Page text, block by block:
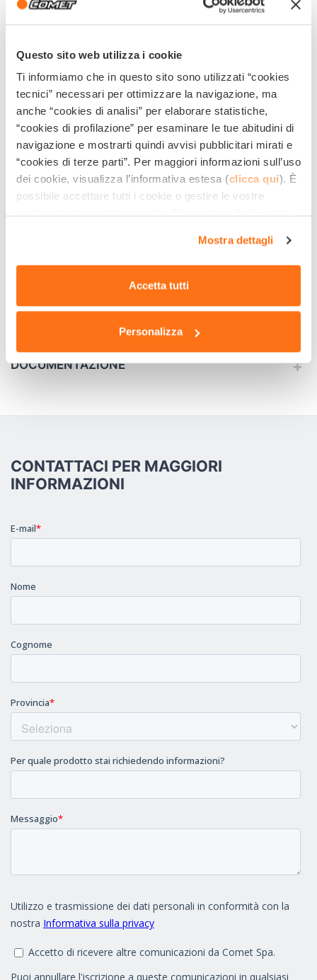
Questo sito web utilizza i cookie
Ti informiamo che in questo sito sono utilizzati “cookies
tecnici” necessari per ottimizzare la navigazione, ma
anche “cookies di analisi” per elaborare statistiche,
“cookies di profilazione” per esaminare le tue abitudini di
navigazione e mostrarti quindi avvisi pubblicitari mirati e
“cookies di terze parti”. Per maggiori informazioni sull’uso
dei cookie, visualizza l’informativa estesa (clicca qui). È
possibile accettare tutti i cookie o gestire le vostre
impostazioni predefinite che non consentono l’utilizzo di
cookie o altri strumenti di tracciamento diversi dai
Mostra dettagli
Accetta tutti
Personalizza
Peso (Kg) 45
Dimensioni imballo (cm)
N° di motori 3
Depressione colonna (kPa/mm
H₂O)
24/2400
Volume fusto (l) 80
DOCUMENTAZIONE
CONTATTACI PER MAGGIORI
INFORMAZIONI